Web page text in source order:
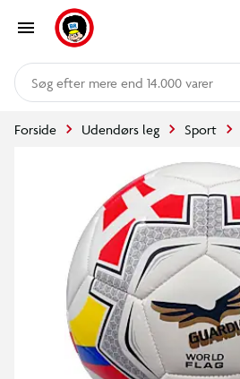
mere end 14.000 varer
Forside Udendørs leg Sport